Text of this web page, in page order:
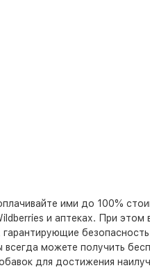
ими до 100%
и аптеках. При этом
можете получить
для достижения